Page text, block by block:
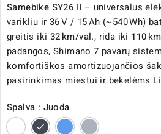
Samebike SY26 II – universalus
varikliu ir 36 V / 15 Ah (~540 Wh)
greitis iki 32 km/val., rida iki 110 km
padangos, Shimano 7 pavarų
komfortiškos amortizuojančios
pasirinkimas miestui ir bekelėms
Spalva : Juoda
BaltaJuodaMėlynaPilka